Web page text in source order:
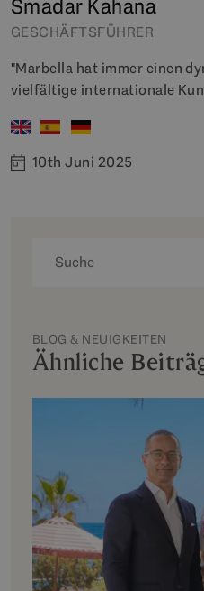
Smadar Kahana
GESCHÄFTSFÜHRER
"Marbella hat immer einen
vielfältige internationale
10th Juni 2025
BLOG & NEUIGKEITEN
Ähnliche